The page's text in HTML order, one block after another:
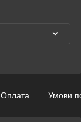
Оплата Умови